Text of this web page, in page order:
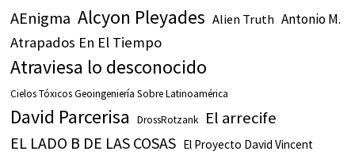
AEnigma Alcyon Pleyades Alien Truth Antonio M.
Atrapados En El Tiempo
Atraviesa lo desconocido
Cielos Tóxicos Geoingeniería Sobre Latinoamérica
David Parcerisa DrossRotzank El arrecife
EL LADO B DE LAS COSAS El Proyecto David Vincent